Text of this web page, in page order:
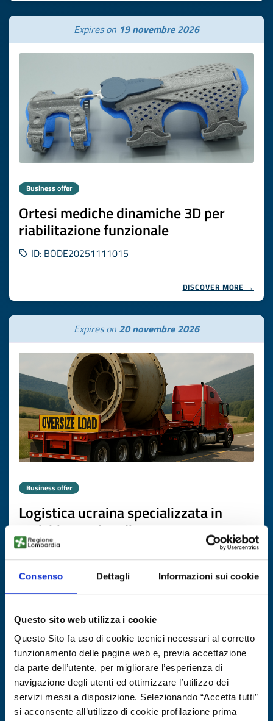
Consenso Dettagli Informazioni sui cookie
Questo sito web utilizza i cookie
Questo Sito fa uso di cookie tecnici necessari al corretto
funzionamento delle pagine web e, previa accettazione
da parte dell’utente, per migliorare l’esperienza di
navigazione degli utenti ed ottimizzare l’utilizzo dei
servizi messi a disposizione. Selezionando “Accetta tutti”
si acconsente all’utilizzo di cookie profilazione prima
Expires on 19 novembre 2026
Business offer
Ortesi mediche dinamiche 3D per
riabilitazione funzionale
ID: BODE20251111015
DISCOVER MORE →
Expires on 20 novembre 2026
Business offer
Logistica ucraina specializzata in
carichi eccezionali
ID: BOUA20251031025